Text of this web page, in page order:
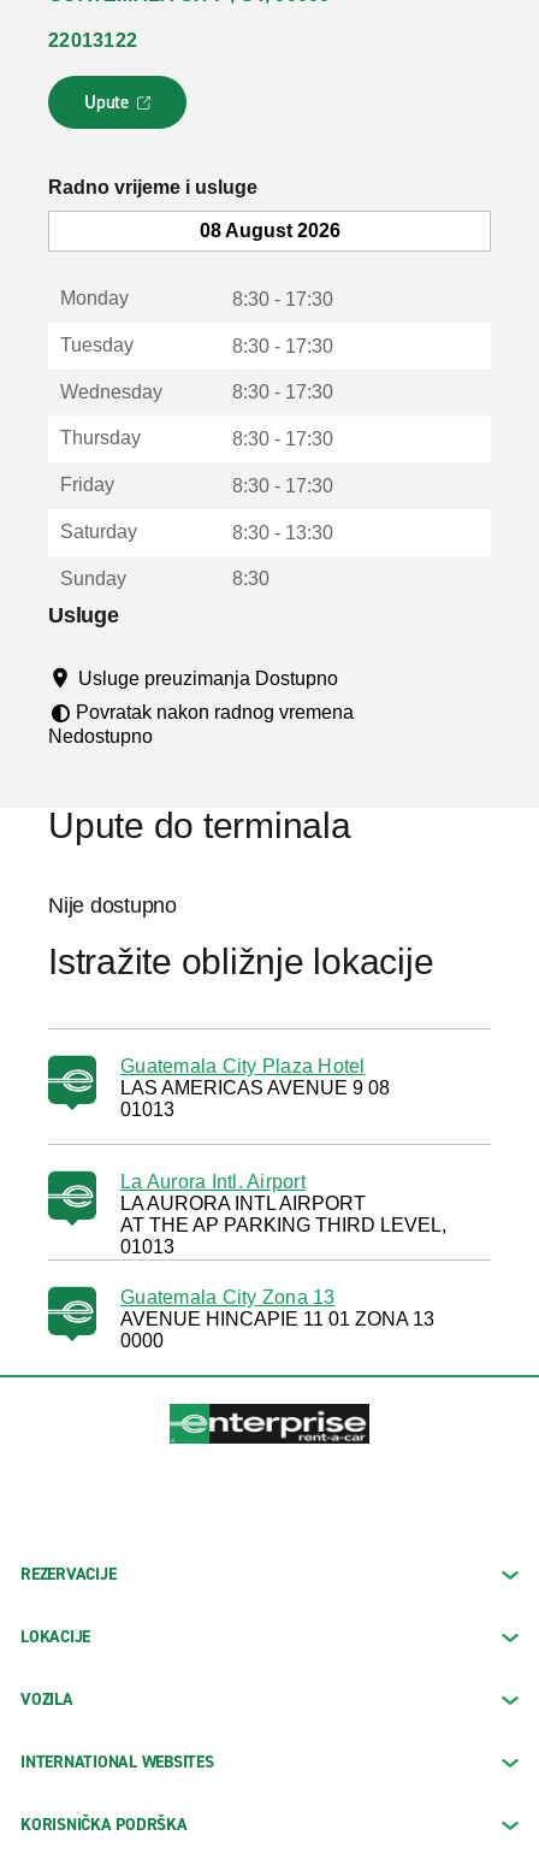
22013122
Upute
L
i
k
o
u
u
Radno vrijeme i usluge
08 August 2026
Monday 8:30 - 17:30
Tuesday 8:30 - 17:30
Wednesday 8:30 - 17:30
Thursday 8:30 - 17:30
Friday 8:30 - 17:30
Saturday 8:30 - 13:30
Sunday 8:30
Usluge
Usluge preuzimanja Dostupno
Povratak nakon radnog vremena
Nedostupno
Upute do terminala
Nije dostupno
Istražite obližnje lokacije
Guatemala City Plaza Hotel
LAS AMERICAS AVENUE 9 08
01013
La Aurora Intl. Airport
LA AURORA INTL AIRPORT
AT THE AP PARKING THIRD LEVEL,
01013
Guatemala City Zona 13
AVENUE HINCAPIE 11 01 ZONA 13
0000
REZERVACIJE
LOKACIJE
VOZILA
INTERNATIONAL WEBSITES
KORISNIČKA PODRŠKA